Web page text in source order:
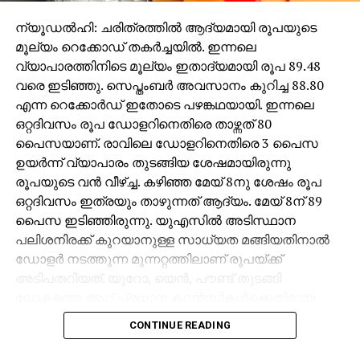
എന്ന വിമര്‍ശം ഉന്നയിച്ച ഇടതു ബുദ്ധിജീവികള്‍ക്ക് നേരെ
വരെ കരിനിയമങ്ങളുടെ വാളെടുക്കുകയാണ്. പിഞ്ചു
മക്കള്‍ പഠിക്കുന്ന വിദ്യാലയങ്ങള്‍ പോലും
ആര്‍.എസ്.എസ് അവരുടെ ആയുധ പരിശീലനത്തിന്
ഉപയോഗപ്പെടുത്തുന്നുവെന്ന് പാര്‍ട്ടി ചാനല്‍ തന്നെ
തെളിവ് സഹിതം വാര്‍ത്ത നല്‍കുകയും കണ്ണൂര്‍ ജില്ലാ
സെക്രട്ടറി പി ജയരാജന്‍ രേഖാമൂലം ഡി.ജി.പിക്ക് പരാതി
നല്‍കയും ചെയ്തിട്ടും എന്തു നടപടിയാണുണ്ടായത്.
സംഘ്പരിവാര്‍ കൊലക്കത്തിക്കിരയായ
കൊടിഞ്ഞിയിലെ ഫൈസലിനും കാസര്‍കോട്ടെ റിയാസ്
മൗലവിക്കും ഒരു ആശ്വാസ വാക്കു പോലും നല്‍കിയോ.
ധന സഹായത്തിന് ജില്ലാ കലക്ടര്‍ ശിപാര്‍ശ
ചെയ്തിട്ടും സ്ഥലം എം.എല്‍.എ പി.കെ അബ്ദുറബ്ബ്
നിരന്തരം ആവശ്യപ്പെട്ടിട്ടും ഫൈസലിന്റെ ഭാര്യക്കും
ജുനൈദിന്റെ രക്ഷിതാക്കള്‍ ഡല്‍ഹിയിലെ കേരളാ
ഹൗസിലെത്തിയപ്പോള്‍ മുഖം കൊടുത്തതു വലിയ
ന്യൂഡല്‍ഹി: ചരിത്രത്തില്‍ ആദ്യമായി രൂപയുടെ
മൂല്യം റെക്കോഡ് തകര്‍ച്ചയില്‍. ഇന്നലെ
വ്യാപാരത്തിനിടെ മൂല്യം ഇതാദ്യമായി രൂപ 89.48
വരെ ഇടിഞ്ഞു. സെപ്തംബര്‍ അവസാനം കുറിച്ച 88.80
എന്ന റെക്കോര്‍ഡ് ഇതോടെ പഴങ്കഥയായി. ഇന്നലെ
ഒറ്റദിവസം രൂപ ഡോളറിനെതിരെ താഴ്ന്നത് 80
പൈസയാണ്. രാവിലെ ഡോളറിനെതിരെ 3 പൈസ
ഉയര്‍ന്ന് വ്യാപാരം തുടങ്ങിയ ശേഷമായിരുന്നു
രൂപയുടെ വന്‍ വീഴ്ച്ച. കഴിഞ്ഞ മേയ് 8നു ശേഷം രൂപ
ഒറ്റദിവസം ഇത്രയും താഴുന്നത് ആദ്യം. മേയ് 8ന് 89
പൈസ ഇടിഞ്ഞിരുന്നു. യുഎസില്‍ അടിസ്ഥാന
പലിശനിരക്ക് കുറയാനുള്ള സാധ്യത മങ്ങിയതിനാല്‍
ഡോളര്‍ നടത്തുന്ന മുന്നറ്റത്തിലാണ് രൂപയ്ക്ക്
യു.എസ് ഡോളര്‍ ഇന്‍ഡക്‌സ് ഏതാനും ദിവസങ്ങള്‍ക്ക്
മുമ്പുവരെ 98ല്‍ ആയിരുന്നത് ഇപ്പോള്‍ 100ന്
CONTINUE READING